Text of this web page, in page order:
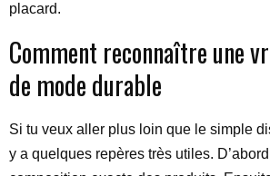
placard.
Comment reconnaître une
de mode durable
Si tu veux aller plus loin que le simple
y a quelques repères très utiles.